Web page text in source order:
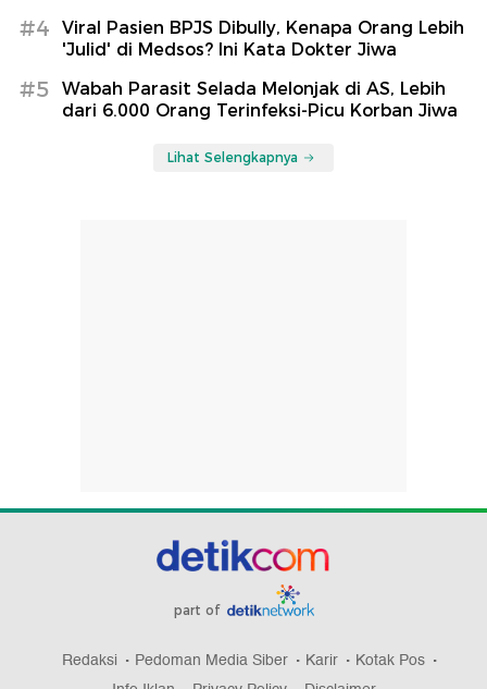
#4
Viral Pasien BPJS Dibully, Kenapa Orang Lebih
'Julid' di Medsos? Ini Kata Dokter Jiwa
#5
Wabah Parasit Selada Melonjak di AS, Lebih
dari 6.000 Orang Terinfeksi-Picu Korban Jiwa
Lihat Selengkapnya
part of
Redaksi Pedoman Media Siber Karir
Kotak Pos